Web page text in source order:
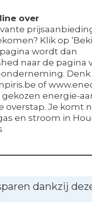
over
Klik op
wordt dan
naar de pagina
Denk
of
gekozen energie-
overstap. Je komt
en stroom in
dankzij